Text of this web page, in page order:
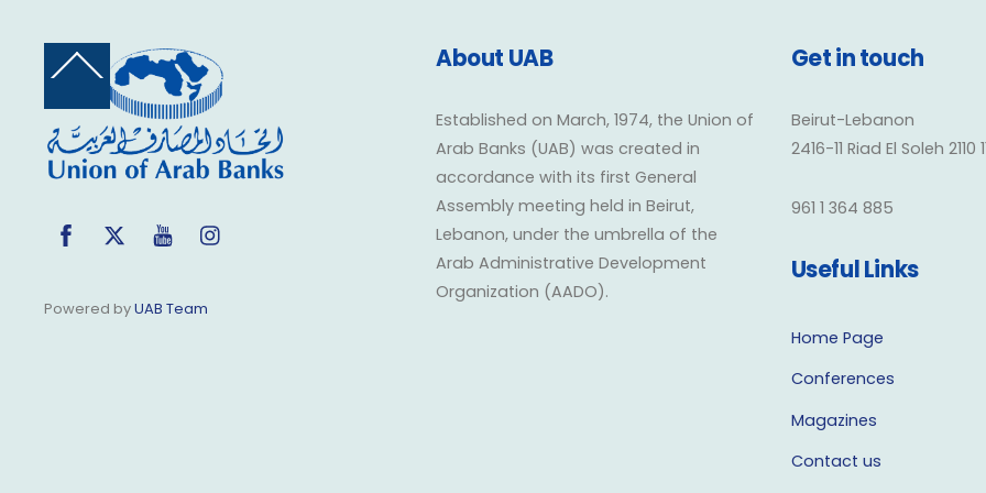
Back
Top
FacebookTwitter YouTube
Powered byUAB Team
About UAB
Established on March, 1974, the Union of
Arab Banks (UAB) was created in
accordance with its first General
Assembly meeting held in Beirut,
Lebanon, under the umbrella of the
Arab Administrative Development
Organization (AADO).
Get in touch
Beirut-Lebanon
2416-11 Riad El Soleh 2110
961 1 364 885
Useful Links
Home Page
Conferences
Magazines
Contact us